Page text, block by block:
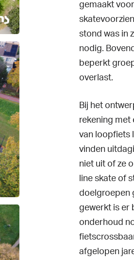
gemaakt
stond was in
nodig.
beperkt
overlast.
Bij het
rekening met
van loopfiets
vinden
niet uit of ze
line skate of
doelgroepen
gewerkt is er
onderhoud
afgelopen